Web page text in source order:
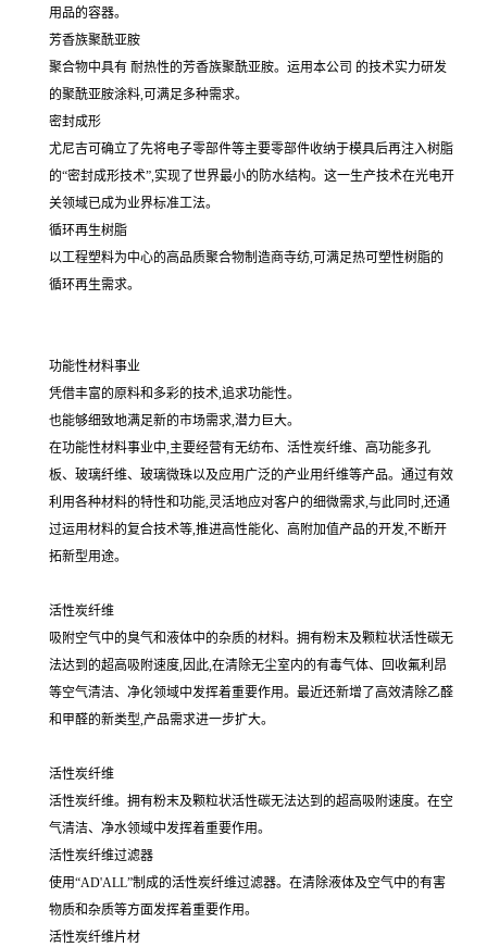
用品的容器。
芳香族聚酰亚胺
聚合物中具有 耐热性的芳香族聚酰亚胺。运用本公司 的技术实力研发
的聚酰亚胺涂料,可满足多种需求。
密封成形
尤尼吉可确立了先将电子零部件等主要零部件收纳于模具后再注入树脂
的“密封成形技术”,实现了世界最小的防水结构。这一生产技术在光电开
关领域已成为业界标准工法。
循环再生树脂
以工程塑料为中心的高品质聚合物制造商寺纺,可满足热可塑性树脂的
循环再生需求。
功能性材料事业
凭借丰富的原料和多彩的技术,追求功能性。
也能够细致地满足新的市场需求,潜力巨大。
在功能性材料事业中,主要经营有无纺布、活性炭纤维、高功能多孔
板、玻璃纤维、玻璃微珠以及应用广泛的产业用纤维等产品。通过有效
利用各种材料的特性和功能,灵活地应对客户的细微需求,与此同时,还通
过运用材料的复合技术等,推进高性能化、高附加值产品的开发,不断开
拓新型用途。
活性炭纤维
吸附空气中的臭气和液体中的杂质的材料。拥有粉末及颗粒状活性碳无
法达到的超高吸附速度,因此,在清除无尘室内的有毒气体、回收氟利昂
等空气清洁、净化领域中发挥着重要作用。最近还新增了高效清除乙醛
和甲醛的新类型,产品需求进一步扩大。
活性炭纤维
活性炭纤维。拥有粉末及颗粒状活性碳无法达到的超高吸附速度。在空
气清洁、净水领域中发挥着重要作用。
活性炭纤维过滤器
使用“AD'ALL”制成的活性炭纤维过滤器。在清除液体及空气中的有害
物质和杂质等方面发挥着重要作用。
活性炭纤维片材